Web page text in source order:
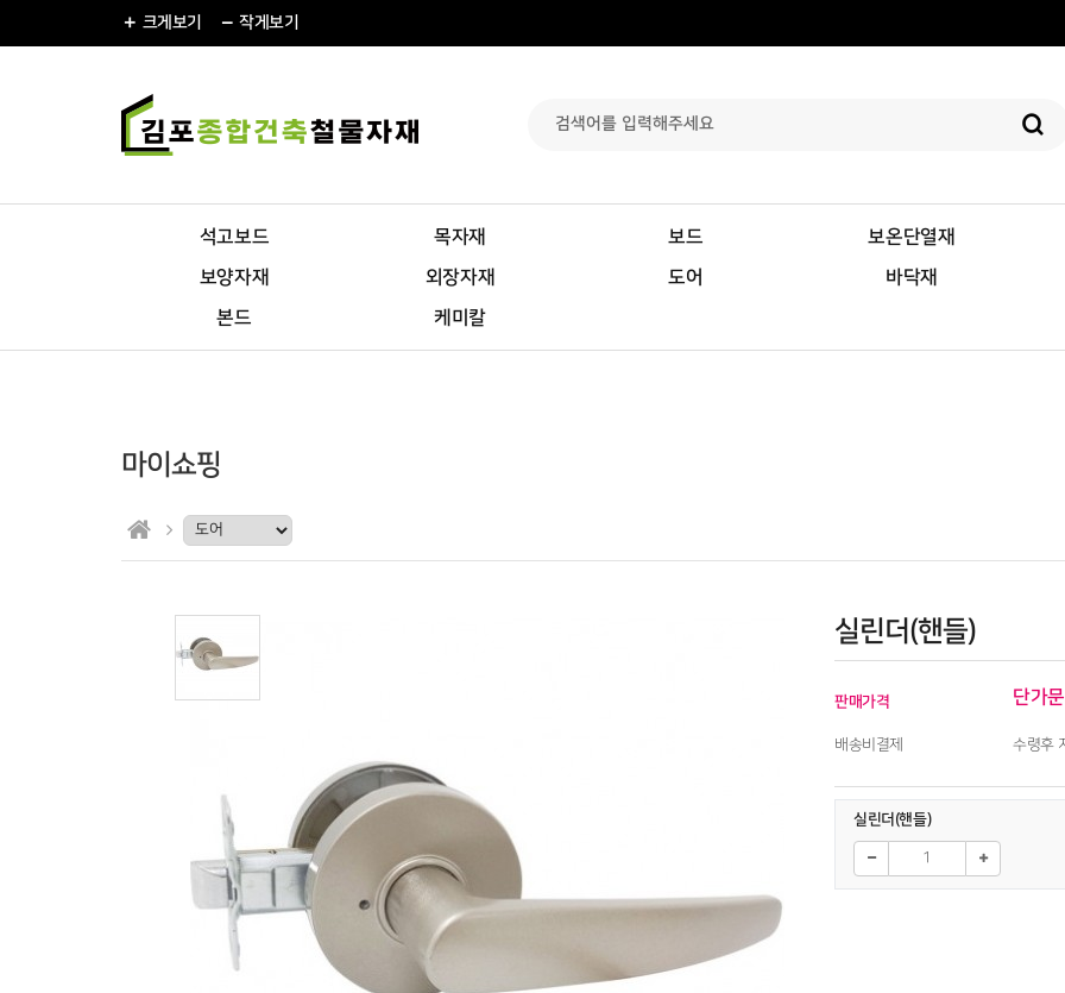
크게 보기 작게보기
석고보드 목자재 보드 보온단열재
보양자재
외장자재 도어 바닥재
본드
케미칼
마이쇼핑
실린더(핸들)
판매가격 단가
배송비결제 수령후
실린더(핸들)